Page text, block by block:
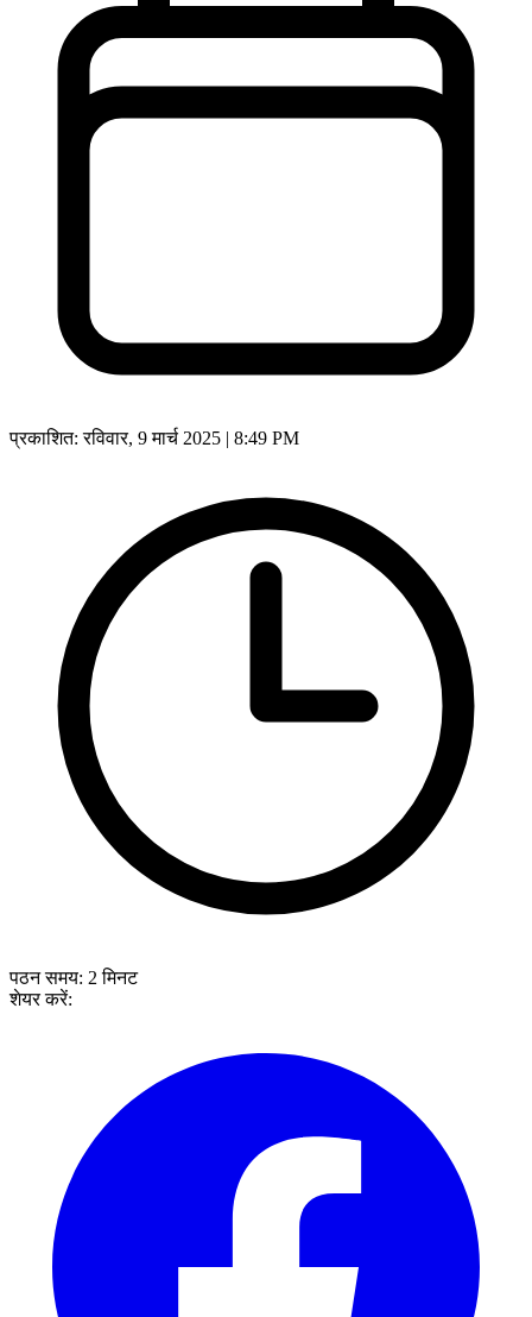
प्रकाशित:रविवार, 9 मार्च 2025 | 8:49 PM
पठन समय: 2 मिनट
शेयर करें: